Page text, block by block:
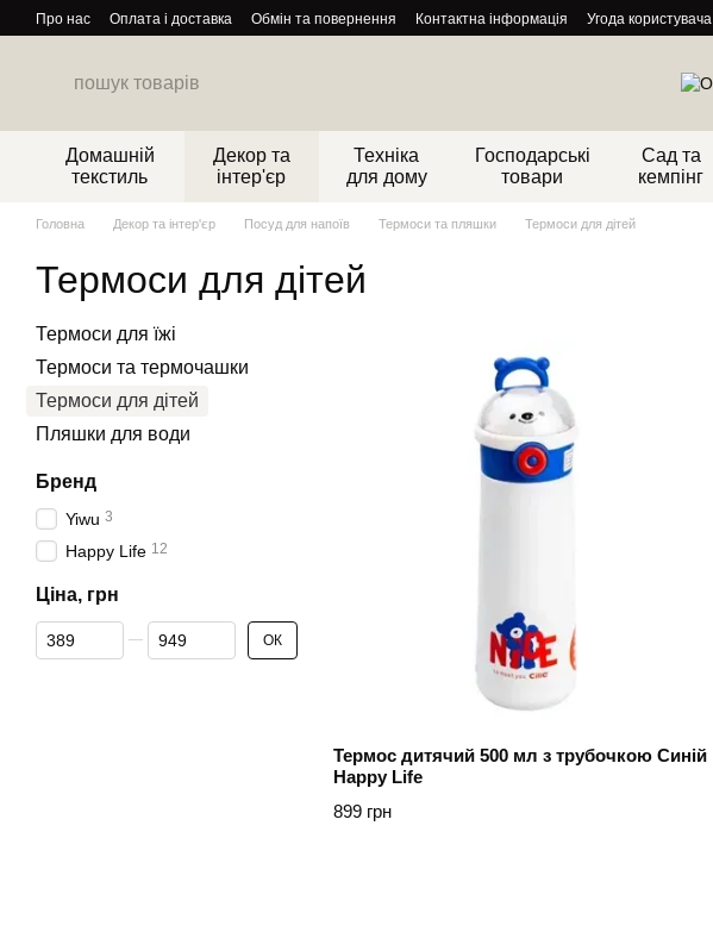
Перейти до основного контенту
Про нас Оплата і доставка Обмін та повернення Контактна інформація Угода користувача
Домашній
текстиль
Декор та
інтер'єр
Техніка
для дому
Господарські
товари
Сад та
кемпінг
Головна Декор та інтер'єр Посуд для напоїв Термоси та пляшки Термоси для дітей
Термоси для дітей
Термос дитячий 500 мл з трубочкою Синій
Happy Life
899 грн
Термоси для їжі
Термоси та термочашки
Термоси для дітей
Пляшки для води
Бренд
Yiwu 3
Happy Life 12
Ціна, грн
Від Ціна, грн
До Ціна, грн ОК